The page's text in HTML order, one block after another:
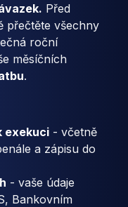
Před
přečtěte všechny
roční
měsíčních
.
exekuci - včetně
a zápisu do
- vaše údaje
Bankovním